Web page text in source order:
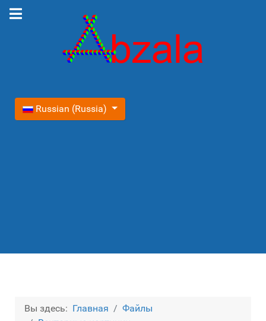
Выберите язык
Russian (Russia)
Вы здесь: Главная
Файлы